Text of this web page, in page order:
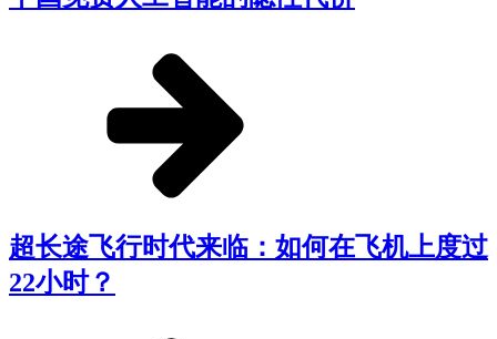
超长途飞行时代来临：如何在飞机上度过
22小时？